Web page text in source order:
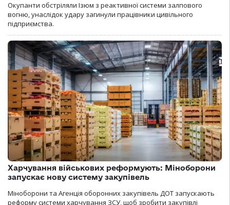
Окупанти обстріляли Ізюм з реактивної системи залпового
вогню, унаслідок удару загинули працівники цивільного
підприємства.
Харчування військових реформують: Міноборони
запускає нову систему закупівель
Міноборони та Агенція оборонних закупівель ДОТ запускають
реформу системи харчування ЗСУ, щоб зробити закупівлі